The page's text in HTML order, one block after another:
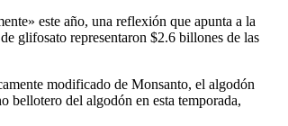
este año, una reflexión que apunta a la
glifosato representaron $2.6 billones de las
modificado de Monsanto, el algodón
bellotero del algodón en esta temporada,